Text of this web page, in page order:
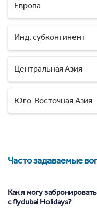
Европа
Инд. субконтинент
Центральная Азия
Юго-Восточная Азия
Часто задаваемые
Как я могу
с flydubai Holidays?